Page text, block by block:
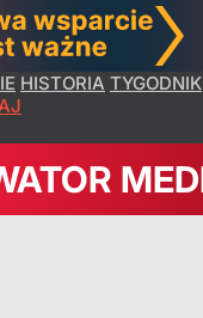
HISTORIA TYGODNIK